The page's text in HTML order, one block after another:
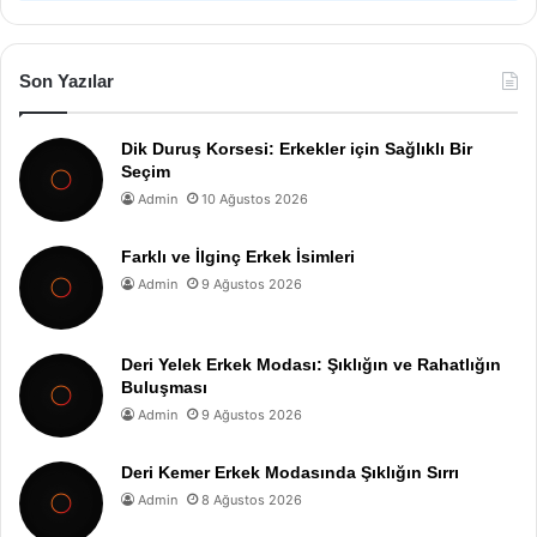
Son Yazılar
Dik Duruş Korsesi: Erkekler için Sağlıklı Bir
Seçim
Admin 10 Ağustos 2026
Farklı ve İlginç Erkek İsimleri
Admin 9 Ağustos 2026
Deri Yelek Erkek Modası: Şıklığın ve Rahatlığın
Buluşması
Admin 9 Ağustos 2026
Deri Kemer Erkek Modasında Şıklığın Sırrı
Admin 8 Ağustos 2026